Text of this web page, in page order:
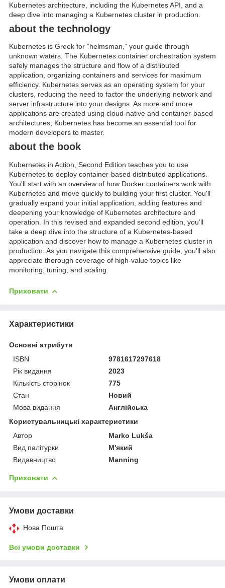
Kubernetes architecture, including the Kubernetes API, and a
deep dive into managing a Kubernetes cluster in production.
about the technology
Kubernetes is Greek for “helmsman,” your guide through
unknown waters. The Kubernetes container orchestration system
safely manages the structure and flow of a distributed
application, organizing containers and services for maximum
efficiency. Kubernetes serves as an operating system for your
clusters, reducing the need to factor the underlying network and
server infrastructure into your designs. As more and more
applications are created using cloud-native and container-based
architectures, Kubernetes has become an essential tool for
modern developers to master.
about the book
Kubernetes in Action, Second Edition teaches you to use
Kubernetes to deploy container-based distributed applications.
You'll start with an overview of how Docker containers work with
Kubernetes and move quickly to building your first cluster. You'll
gradually expand your initial application, adding features and
deepening your knowledge of Kubernetes architecture and
operation. In this revised and expanded second edition, you’ll
take a deep dive into the structure of a Kubernetes-based
application and discover how to manage a Kubernetes cluster in
production. As you navigate this comprehensive guide, you'll also
appreciate thorough coverage of high-value topics like
monitoring, tuning, and scaling.
Приховати
Характеристики
Основні атрибути
ISBN
9781617297618
Рік видання
2023
Кількість сторінок
775
Стан
Новий
Мова видання
Англійська
Користувальницькі характеристики
Автор
Marko Lukša
Вид палітурки
М'який
Видавництво
Manning
Приховати
Умови доставки
Нова Пошта
Всі умови доставки
Умови оплати